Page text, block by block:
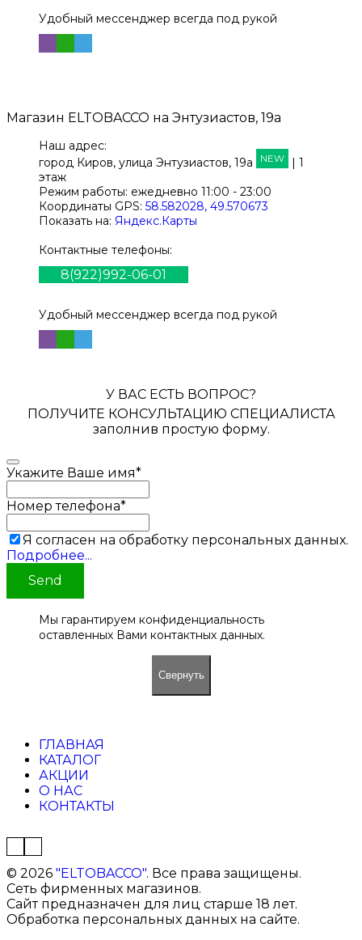
Удобный мессенджер всегда под рукой
Магазин ELTOBACCO на Энтузиастов, 19а
Наш адрес:
город Киров, улица Энтузиастов, 19а NEW
| 1
этаж
Режим работы: ежедневно 11:00 - 23:00
Координаты GPS: 58.582028, 49.570673
Показать на: Яндекс.Карты
Контактные телефоны:
8(922)992-06-01
Удобный мессенджер всегда под рукой
У ВАС ЕСТЬ ВОПРОС?
ПОЛУЧИТЕ КОНСУЛЬТАЦИЮ СПЕЦИАЛИСТА
заполнив простую форму.
Укажите Ваше имя*
Номер телефона*
Я согласен на обработку персональных данных.
Подробнее...
Send
Мы гарантируем конфиденциальность
оставленных Вами контактных данных.
Свернуть
ГЛАВНАЯ
КАТАЛОГ
АКЦИИ
О НАС
КОНТАКТЫ
© 2026 "ELTOBACCO". Все права защищены.
Сеть фирменных магазинов.
Сайт предназначен для лиц старше 18 лет.
Обработка персональных данных на сайте.